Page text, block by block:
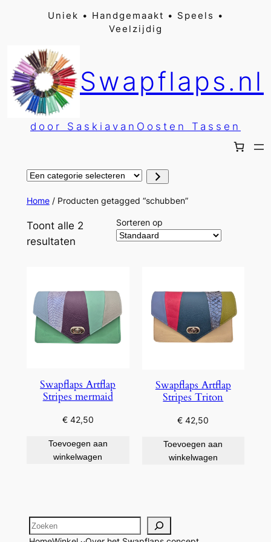
inhoud
Uniek • Handgemaakt • Speels •
Veelzijdig
Swapflaps.nl
door SaskiavanOosten Tassen
Een
categorie
Home/ Producten getagged “schubben”
Toont alle 2
resultaten
Sorteren op
Swapflaps Artflap
Stripes mermaid
€42,50
Toevoegen aan
winkelwagen
Swapflaps Artflap
Stripes Triton
€ 42,50
Toevoegen aan
winkelwagen
Zoeken